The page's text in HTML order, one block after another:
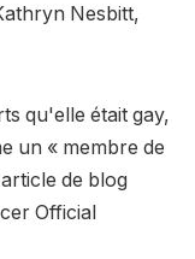
Nesbitt,
qu'elle était gay,
un « membre de
de blog
Official